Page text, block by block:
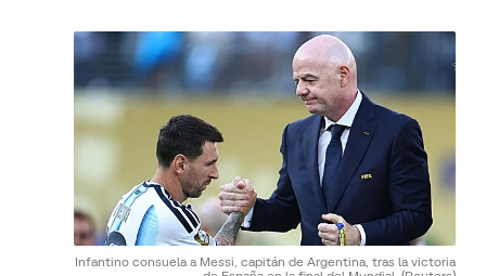
Infantino consuela a Messi, capitán de Argentina, tras la victoria